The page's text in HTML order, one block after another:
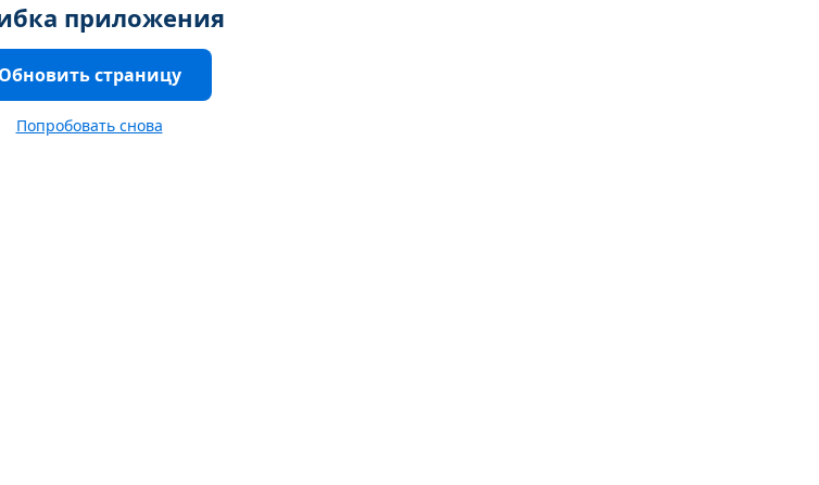
приложения
Обновить страницу
Попробовать снова